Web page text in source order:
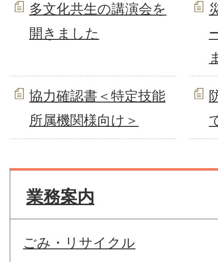
多文化共生の講演会を
開きました
協力確認書＜特定技能
所属機関様向け＞
業務案内
ごみ・リサイクル